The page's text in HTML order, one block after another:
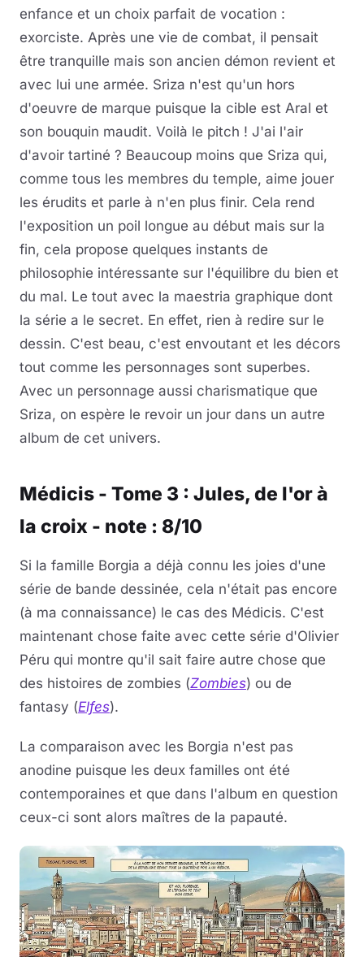
enfance et un choix parfait de vocation :
exorciste. Après une vie de combat, il pensait
être tranquille mais son ancien démon revient et
avec lui une armée. Sriza n'est qu'un hors
d'oeuvre de marque puisque la cible est Aral et
son bouquin maudit. Voilà le pitch ! J'ai l'air
d'avoir tartiné ? Beaucoup moins que Sriza qui,
comme tous les membres du temple, aime jouer
les érudits et parle à n'en plus finir. Cela rend
l'exposition un poil longue au début mais sur la
fin, cela propose quelques instants de
philosophie intéressante sur l'équilibre du bien et
du mal. Le tout avec la maestria graphique dont
la série a le secret. En effet, rien à redire sur le
dessin. C'est beau, c'est envoutant et les décors
tout comme les personnages sont superbes.
Avec un personnage aussi charismatique que
Sriza, on espère le revoir un jour dans un autre
album de cet univers.
Médicis - Tome 3 : Jules, de l'or à
la croix - note : 8/10
Si la famille Borgia a déjà connu les joies d'une
série de bande dessinée, cela n'était pas encore
(à ma connaissance) le cas des Médicis. C'est
maintenant chose faite avec cette série d'Olivier
Péru qui montre qu'il sait faire autre chose que
des histoires de zombies (Zombies) ou de
fantasy (Elfes).
La comparaison avec les Borgia n'est pas
anodine puisque les deux familles ont été
contemporaines et que dans l'album en question
ceux-ci sont alors maîtres de la papauté.